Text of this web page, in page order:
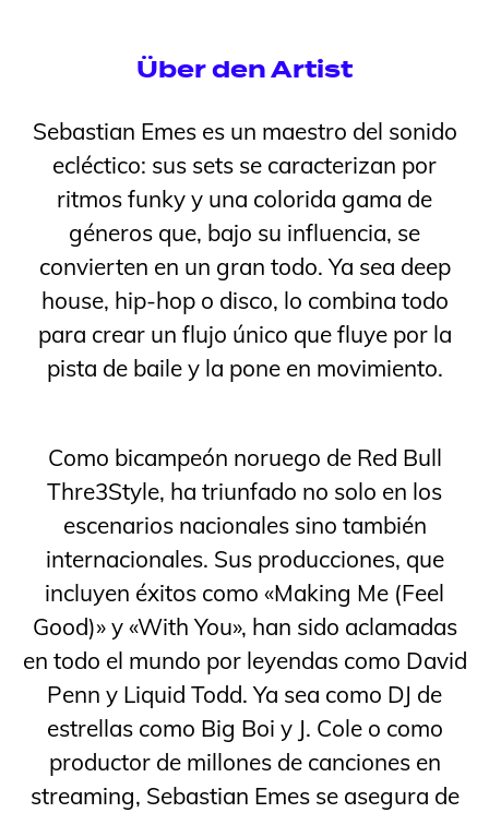
Über den Artist
Sebastian Emes es un maestro del sonido
ecléctico: sus sets se caracterizan por
ritmos funky y una colorida gama de
géneros que, bajo su influencia, se
convierten en un gran todo. Ya sea deep
house, hip-hop o disco, lo combina todo
para crear un flujo único que fluye por la
pista de baile y la pone en movimiento.
Como bicampeón noruego de Red Bull
Thre3Style, ha triunfado no solo en los
escenarios nacionales sino también
internacionales. Sus producciones, que
incluyen éxitos como «Making Me (Feel
Good)» y «With You», han sido aclamadas
en todo el mundo por leyendas como David
Penn y Liquid Todd. Ya sea como DJ de
estrellas como Big Boi y J. Cole o como
productor de millones de canciones en
streaming, Sebastian Emes se asegura de